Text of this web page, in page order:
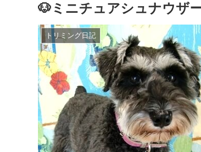
🐶ミニチュアシュナウザ
トリミング日記